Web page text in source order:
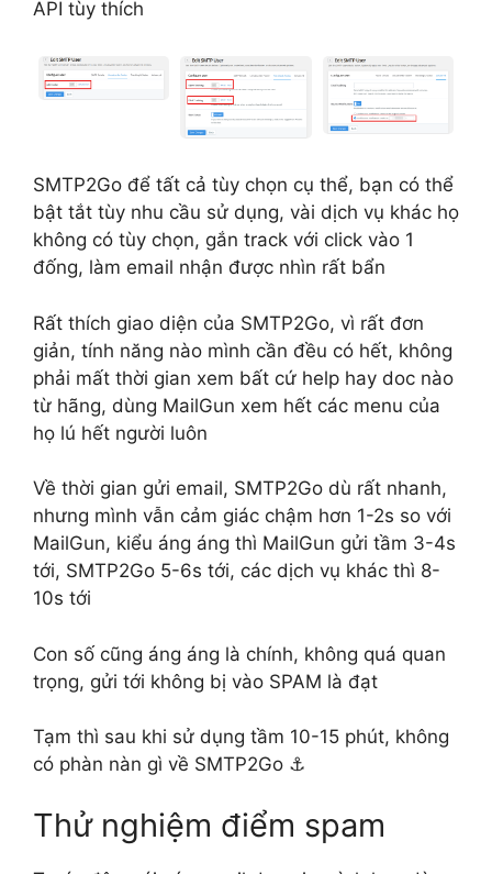
API tùy thích
SMTP2Go để tất cả tùy chọn cụ thể, bạn có thể
bật tắt tùy nhu cầu sử dụng, vài dịch vụ khác họ
không có tùy chọn, gắn track với click vào 1
đống, làm email nhận được nhìn rất bẩn
Rất thích giao diện của SMTP2Go, vì rất đơn
giản, tính năng nào mình cần đều có hết, không
phải mất thời gian xem bất cứ help hay doc nào
từ hãng, dùng MailGun xem hết các menu của
họ lú hết người luôn
Về thời gian gửi email, SMTP2Go dù rất nhanh,
nhưng mình vẫn cảm giác chậm hơn 1-2s so với
MailGun, kiểu áng áng thì MailGun gửi tầm 3-4s
tới, SMTP2Go 5-6s tới, các dịch vụ khác thì 8-
10s tới
Con số cũng áng áng là chính, không quá quan
trọng, gửi tới không bị vào SPAM là đạt
Tạm thì sau khi sử dụng tầm 10-15 phút, không
có phàn nàn gì về SMTP2Go ⚓
Thử nghiệm điểm spam